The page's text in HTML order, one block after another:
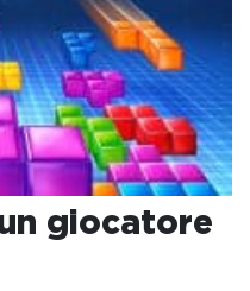
giocatore